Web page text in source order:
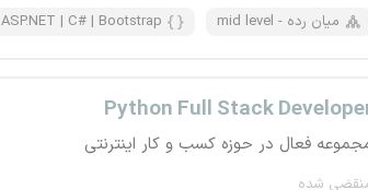
mid level - میان رده ASP.NET | C# | Bootstrap
Python Full Stack
فعال در حوزه کسب و کار اینترنتی
شده